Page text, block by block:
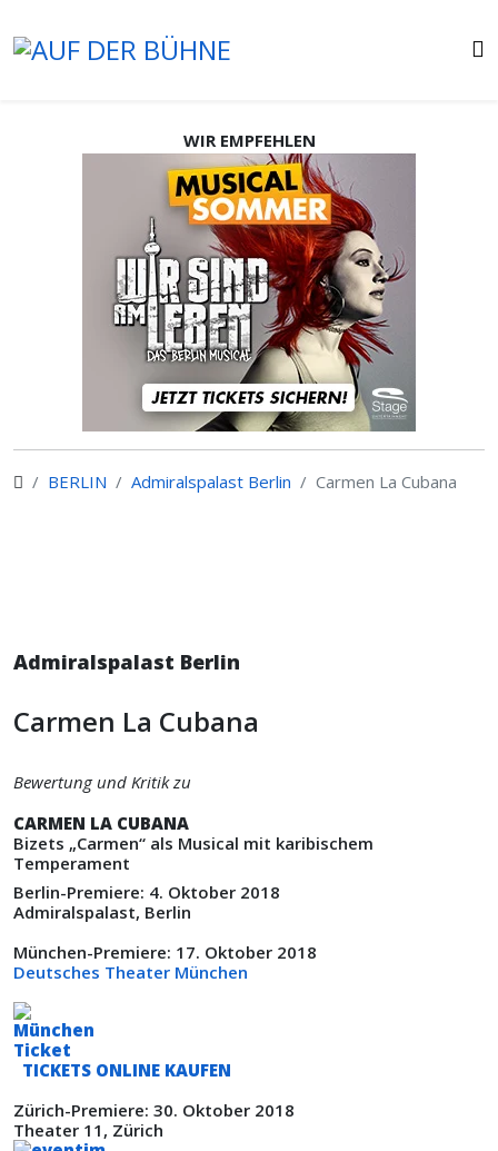
WIR EMPFEHLEN
BERLIN Admiralspalast Berlin Carmen La Cubana
Admiralspalast Berlin
Carmen La Cubana
Bewertung und Kritik zu
CARMEN LA CUBANA
Bizets „Carmen“ als Musical mit karibischem
Temperament
Berlin-Premiere: 4. Oktober 2018
Admiralspalast, Berlin
München-Premiere: 17. Oktober 2018
Deutsches Theater München
TICKETS ONLINE KAUFEN
Zürich-Premiere: 30. Oktober 2018
Theater 11, Zürich